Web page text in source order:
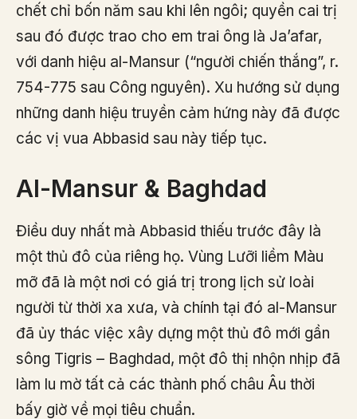
chết chỉ bốn năm sau khi lên ngôi; quyền cai trị
sau đó được trao cho em trai ông là Ja’afar,
với danh hiệu al-Mansur (“người chiến thắng”, r.
754-775 sau Công nguyên). Xu hướng sử dụng
những danh hiệu truyền cảm hứng này đã được
các vị vua Abbasid sau này tiếp tục.
Al-Mansur & Baghdad
Điều duy nhất mà Abbasid thiếu trước đây là
một thủ đô của riêng họ. Vùng Lưỡi liềm Màu
mỡ đã là một nơi có giá trị trong lịch sử loài
người từ thời xa xưa, và chính tại đó al-Mansur
đã ủy thác việc xây dựng một thủ đô mới gần
sông Tigris – Baghdad, một đô thị nhộn nhịp đã
làm lu mờ tất cả các thành phố châu Âu thời
bấy giờ về mọi tiêu chuẩn.